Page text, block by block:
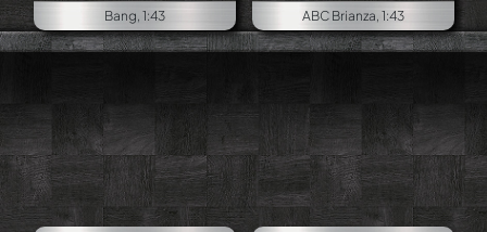
Bang, 1:43 ABC Brianza, 1:43